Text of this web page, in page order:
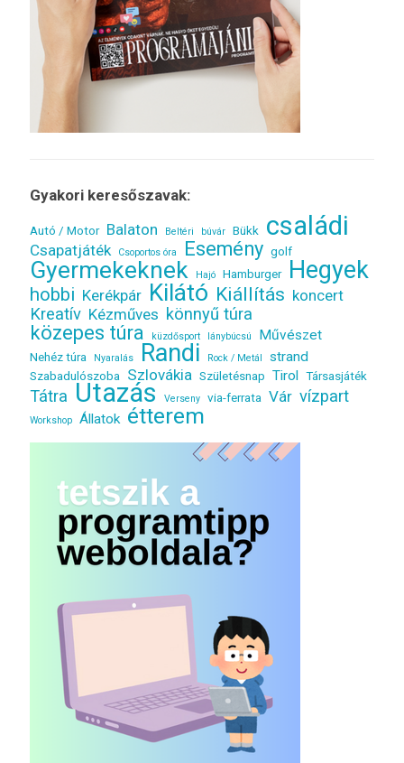
Gyakori keresőszavak:
Autó / Motor Balaton Beltéri búvár Bükk családi
Csapatjáték Csoportos óra Esemény golf
Gyermekeknek Hajó Hamburger Hegyek
hobbi Kerékpár Kilátó Kiállítás koncert
Kreatív Kézműves könnyű túra
közepes túra küzdősport lánybúcsú Művészet
Nehéz túra Nyaralás Randi Rock / Metál strand
Szabadulószoba Szlovákia Születésnap Tirol Társasjáték
Tátra Utazás Verseny via-ferrata Vár vízpart
Workshop Állatok étterem